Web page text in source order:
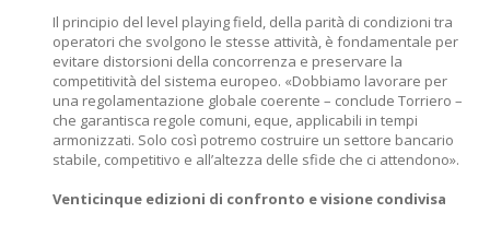
Il principio del level playing field, della parità di condizioni tra
operatori che svolgono le stesse attività, è fondamentale per
evitare distorsioni della concorrenza e preservare la
competitività del sistema europeo. «Dobbiamo lavorare per
una regolamentazione globale coerente – conclude Torriero –
che garantisca regole comuni, eque, applicabili in tempi
armonizzati. Solo così potremo costruire un settore bancario
stabile, competitivo e all’altezza delle sfide che ci attendono».
Venticinque edizioni di confronto e visione condivisa